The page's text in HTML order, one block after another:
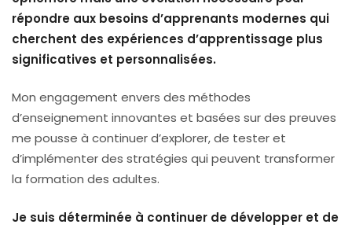
répondre aux besoins d’apprenants modernes qui
cherchent des expériences d’apprentissage plus
significatives et personnalisées.
Mon engagement envers des méthodes
d’enseignement innovantes et basées sur des preuves
me pousse à continuer d’explorer, de tester et
d’implémenter des stratégies qui peuvent transformer
la formation des adultes.
Je suis déterminée à continuer de développer et de